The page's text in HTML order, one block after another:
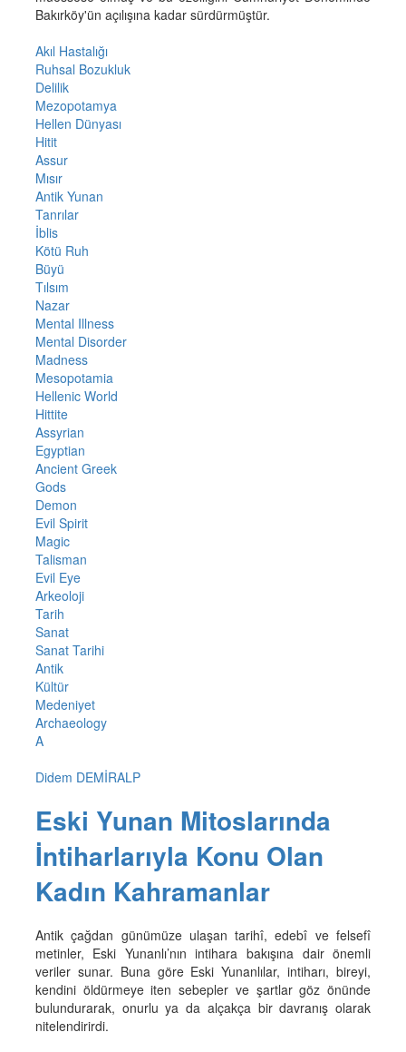
Bakırköy'ün açılışına kadar sürdürmüştür.
Akıl Hastalığı
Ruhsal Bozukluk
Delilik
Mezopotamya
Hellen Dünyası
Hitit
Assur
Mısır
Antik Yunan
Tanrılar
İblis
Kötü Ruh
Büyü
Tılsım
Nazar
Mental Illness
Mental Disorder
Madness
Mesopotamia
Hellenic World
Hittite
Assyrian
Egyptian
Ancient Greek
Gods
Demon
Evil Spirit
Magic
Talisman
Evil Eye
Arkeoloji
Tarih
Sanat
Sanat Tarihi
Antik
Kültür
Medeniyet
Archaeology
A
Didem DEMİRALP
Eski Yunan Mitoslarında
İntiharlarıyla Konu Olan
Kadın Kahramanlar
Antik çağdan günümüze ulaşan tarihî, edebî ve felsefî
metinler, Eski Yunanlı’nın intihara bakışına dair önemli
veriler sunar. Buna göre Eski Yunanlılar, intiharı, bireyi,
kendini öldürmeye iten sebepler ve şartlar göz önünde
bulundurarak, onurlu ya da alçakça bir davranış olarak
nitelendirirdi.